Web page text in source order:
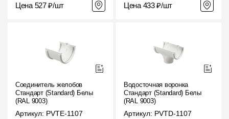
Цена 527 ₽/шт Цена 433 ₽/шт
Соединитель желобов
Стандарт (Standard) Белый,
(RAL 9003)
Артикул: PVTE-1107
Водосточная воронка
Стандарт (Standard) Белый,
(RAL 9003)
Артикул: PVTD-1107